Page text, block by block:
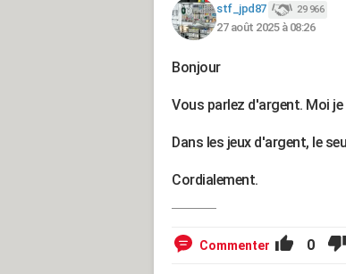
stf_jpd87 29 966
27 août 2025 à 08:26
Bonjour
Vous parlez d'argent. Moi
Dans les jeux d'argent, le
Cordialement.
Commenter 0